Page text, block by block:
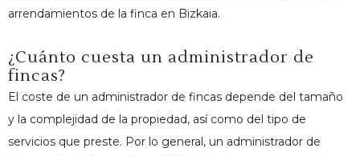
arrendamientos de la finca en Bizkaia.
¿Cuánto cuesta un administrador de
fincas?
El coste de un administrador de fincas depende del tamaño
y la complejidad de la propiedad, así como del tipo de
servicios que preste. Por lo general, un administrador de